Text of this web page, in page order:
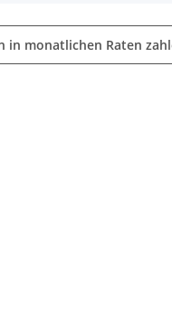
in monatlichen Raten